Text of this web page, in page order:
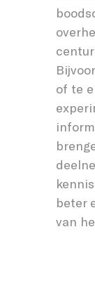
of te
beter
van